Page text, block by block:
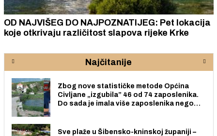
OD NAJVIŠEG DO NAJPOZNATIJEG: Pet lokacija
koje otkrivaju različitost slapova rijeke Krke
Najčitanije
Zbog nove statističke metode Općina
Civljane „izgubila” 46 od 74 zaposlenika.
Do sada je imala više zaposlenika nego
Sve plaže u Šibensko-kninskoj županiji –